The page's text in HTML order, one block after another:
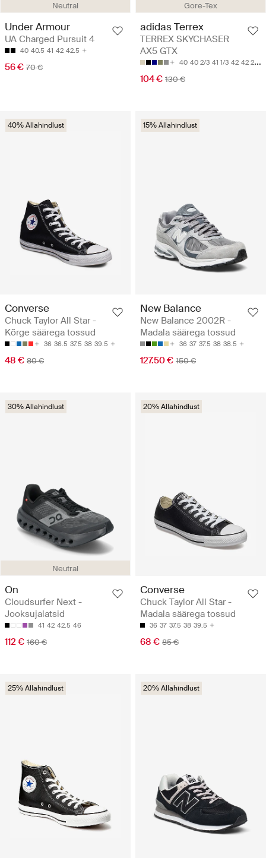
Neutral
Under Armour
UA Charged Pursuit 4
40 40.5 41 42 42.5
56 € 70 €
Gore-Tex
adidas Terrex
TERREX SKYCHASER
AX5 GTX
40 40 2/3 41 1/3 42 42 2/3
104 € 130 €
40% Allahindlust
Converse
Chuck Taylor All Star -
Kõrge säärega tossud
36 36.5 37.5 38 39.5
48 € 80 €
15% Allahindlust
New Balance
New Balance 2002R -
Madala säärega tossud
36 37 37.5 38 38.5
127.50 € 150 €
Neutral
30% Allahindlust
On
Cloudsurfer Next -
Jooksujalatsid
41 42 42.5 46
112 € 160 €
20% Allahindlust
Converse
Chuck Taylor All Star -
Madala säärega tossud
36 37 37.5 38 39.5
68 € 85 €
25% Allahindlust 20% Allahindlust